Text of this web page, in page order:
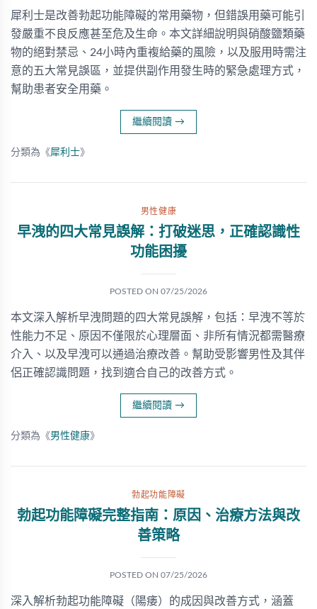
犀利士是改善勃起功能障礙的常用藥物，但錯誤用藥可能引
發嚴重不良反應甚至危及生命。本文詳細說明與硝酸鹽類藥
物的絕對禁忌、24小時內重複給藥的風險，以及服用時需注
意的五大常見誤區，並提供副作用發生時的緊急處理方式，
幫助患者安全用藥。
繼續閱讀 →
分類為《犀利士》
男性健康
早洩的四大常見誤解：打破迷思，正確認識性
功能困擾
POSTED ON 07/25/2026
本文深入解析早洩問題的四大常見誤解，包括：早洩不等於
性能力不足、原因不僅限於心理層面、非所有情況都需醫療
介入、以及早洩可以通過治療改善。幫助受影響男性及其伴
侶正確認識問題，找到適合自己的改善方式。
繼續閱讀 →
分類為《男性健康》
勃起功能障礙
勃起功能障礙完整指南：原因、治療方法與改
善策略
POSTED ON 07/25/2026
深入解析勃起功能障礙（陽痿）的成因與改善方式，涵蓋